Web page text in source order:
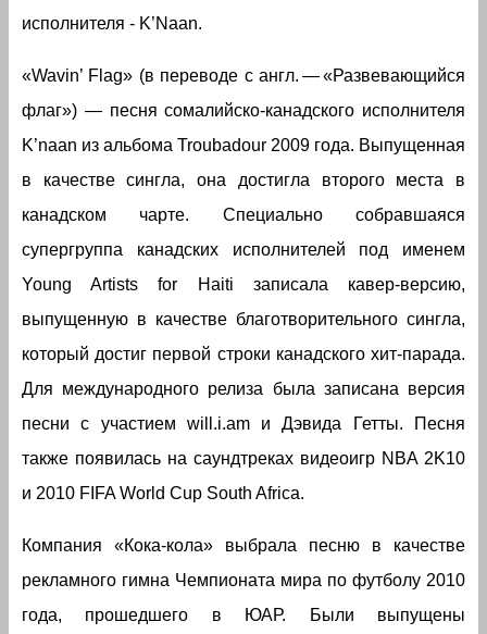
исполнителя - K’Naan.
«Wavin’ Flag» (в переводе с англ. — «Развевающийся
флаг») — песня сомалийско-канадского исполнителя
K’naan из альбома Troubadour 2009 года. Выпущенная
в качестве сингла, она достигла второго места в
канадском чарте. Специально собравшаяся
супергруппа канадских исполнителей под именем
Young Artists for Haiti записала кавер-версию,
выпущенную в качестве благотворительного сингла,
который достиг первой строки канадского хит-парада.
Для международного релиза была записана версия
песни с участием will.i.am и Дэвида Гетты. Песня
также появилась на саундтреках видеоигр NBA 2K10
и 2010 FIFA World Cup South Africa.
Компания «Кока-кола» выбрала песню в качестве
рекламного гимна Чемпионата мира по футболу 2010
года, прошедшего в ЮАР. Были выпущены